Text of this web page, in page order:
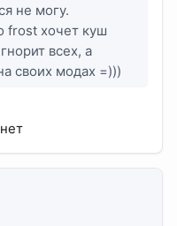
не могу.
frost хочет куш
всех, а
своих модах =)))